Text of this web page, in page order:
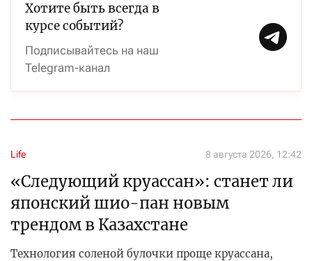
Хотите быть всегда в
курсе событий?
Подписывайтесь на наш
Telegram-канал
Life 8 августа 2026, 12:42
«Следующий круассан»: станет ли
японский шио-пан новым
трендом в Казахстане
Технология соленой булочки проще круассана,